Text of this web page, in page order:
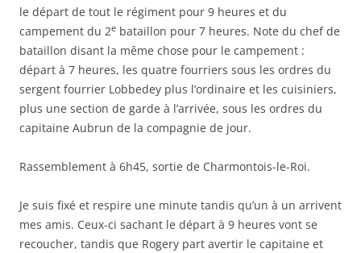
le départ de tout le régiment pour 9 heures et du
campement du 2e bataillon pour 7 heures. Note du chef de
bataillon disant la même chose pour le campement :
départ à 7 heures, les quatre fourriers sous les ordres du
sergent fourrier Lobbedey plus l’ordinaire et les cuisiniers,
plus une section de garde à l’arrivée, sous les ordres du
capitaine Aubrun de la compagnie de jour.
Rassemblement à 6h45, sortie de Charmontois-le-Roi.
Je suis fixé et respire une minute tandis qu’un à un arrivent
mes amis. Ceux-ci sachant le départ à 9 heures vont se
recoucher, tandis que Rogery part avertir le capitaine et